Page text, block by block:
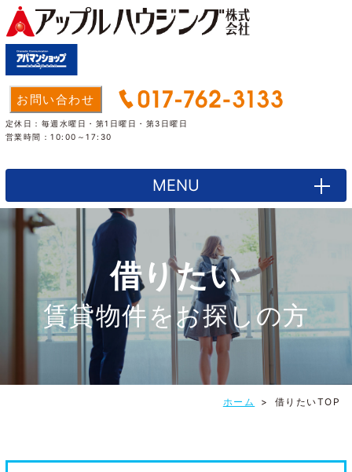
お問い合わせ
定休日：毎週水曜日・第1日曜日・第3日曜日
営業時間：10:00～17:30
MENU
借りたい
賃貸物件をお探しの方
ホーム > 借りたいTOP